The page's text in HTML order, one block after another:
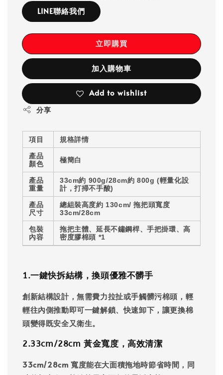
LINE聯絡我們
立即購買
加入購物車
Add to wishlist
分享
項目 規格詳情
產品
顏色
極簡白
產品
重量
33cm約 900g/28cm約 800g (輕量化設
計，打掃不手酸)
產品
尺寸
總組裝高度約 130cm/ 拖把頭寬度
33cm/28cm
包裝
內容
拖把主體、延長不鏽鋼桿、手把掛環、高
密度膠棉頭 *1
1️.一鍵快拆結構，換頭優雅不髒手
創新結構設計，無需費力拉扯或手觸髒污棉頭，輕
輕往內側推動即可一鍵解鎖、快速卸下，讓更換棉
頭變得既安全又衛生。
2️.33cm/28cm 黃金寬度，高效清潔
33cm/28cm 寬度能在大面積拖地時節省時間，同